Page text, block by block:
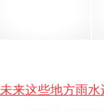
未来这些地方雨水